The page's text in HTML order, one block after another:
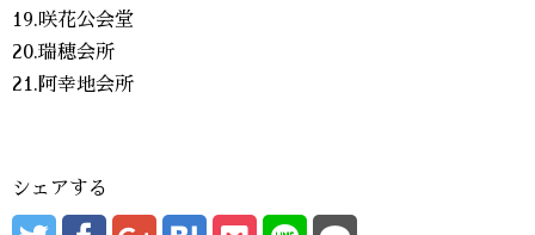
19.咲花公会堂
20.瑞穂会所
21.阿幸地会所
シェアする